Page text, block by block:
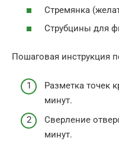
Стремянка
Струбцины для
Пошаговая инструкция
Разметка точек
минут.
Сверление
минут.